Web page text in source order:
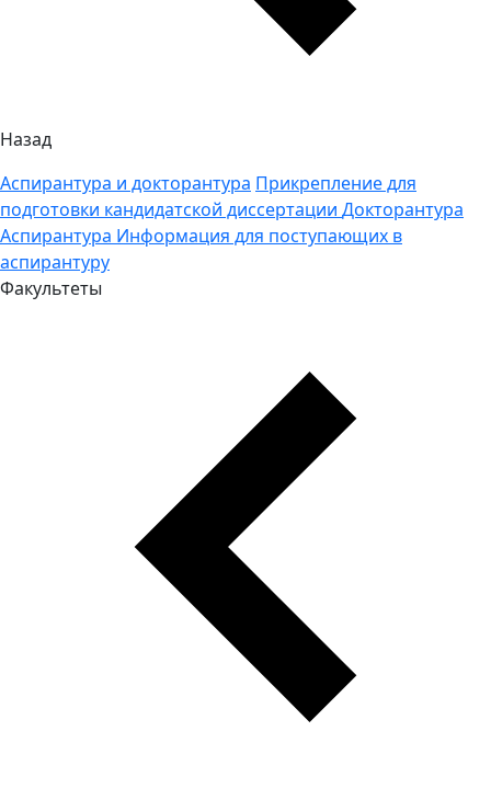
Назад
Аспирантура и докторантура Прикрепление для
подготовки кандидатской диссертации Докторантура
Аспирантура Информация для поступающих в
аспирантуру
Факультеты